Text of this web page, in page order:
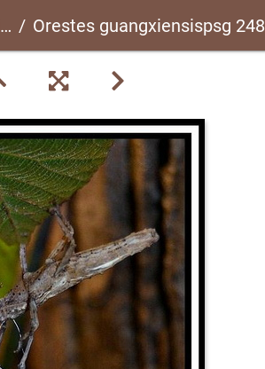
Orestes guangxiensispsg 248 CLP017